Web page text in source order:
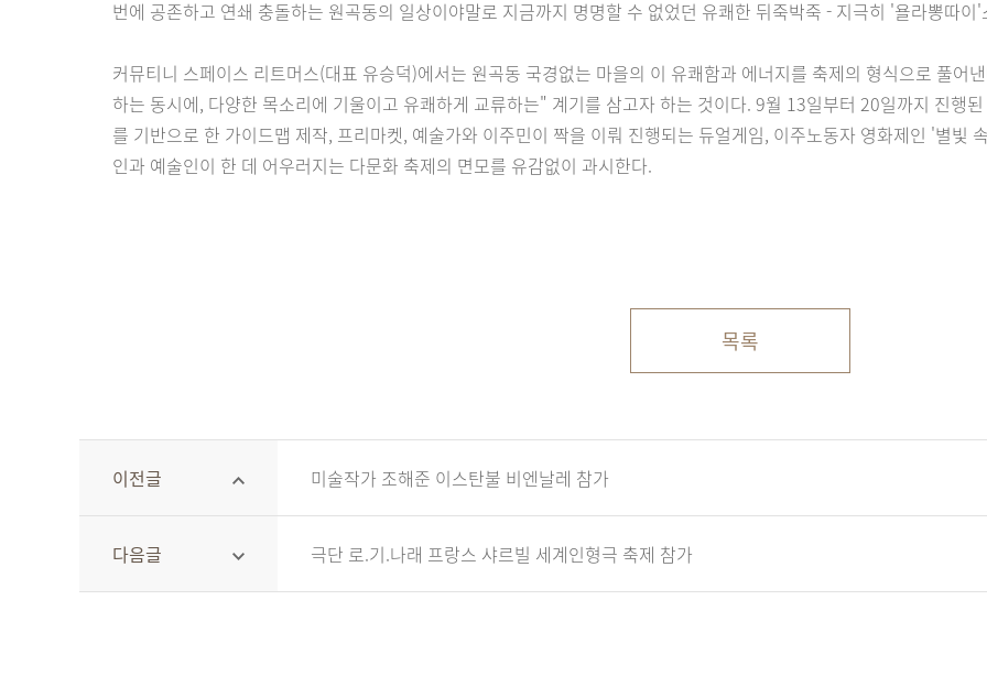
번에 공존하고 연쇄 충돌하는 원곡동의 일상이야말로 지금까지 명명할 수 없었던 유쾌한 뒤죽박죽 - 지극히 '욜라뽕따이
커뮤티니 스페이스 리트머스(대표 유승덕)에서는 원곡동 국경없는 마을의 이 유쾌함과 에너지를 축제의 형식으로 풀어
하는 동시에, 다양한 목소리에 기울이고 유쾌하게 교류하는" 계기를 삼고자 하는 것이다. 9월 13일부터 20일까지 진행
를 기반으로 한 가이드맵 제작, 프리마켓, 예술가와 이주민이 짝을 이뤄 진행되는 듀얼게임, 이주노동자 영화제인 '별빛
인과 예술인이 한 데 어우러지는 다문화 축제의 면모를 유감없이 과시한다.
목록
이전글 미술작가 조해준 이스탄불 비엔날레 참가
다음글 극단 로.기.나래 프랑스 샤르빌 세계인형극 축제 참가